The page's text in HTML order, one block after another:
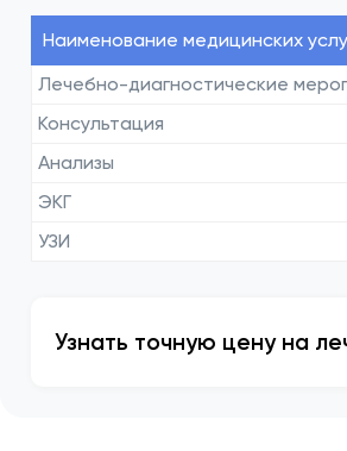
Наименование медицинских
Лечебно-диагностические
Консультация
Анализы
ЭКГ
УЗИ
Узнать точную цену на